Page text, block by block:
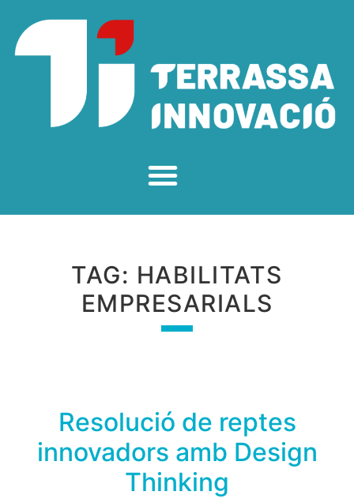
TAG: HABILITATS
EMPRESARIALS
Resolució de reptes
innovadors amb Design
Thinking